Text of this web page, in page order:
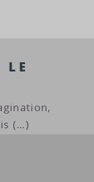
LE
(…)